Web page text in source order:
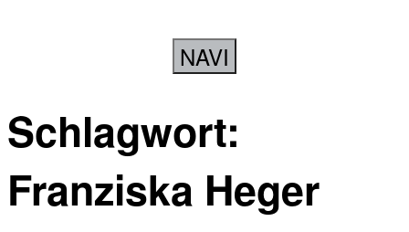
NAVI
Schlagwort:
Franziska Heger